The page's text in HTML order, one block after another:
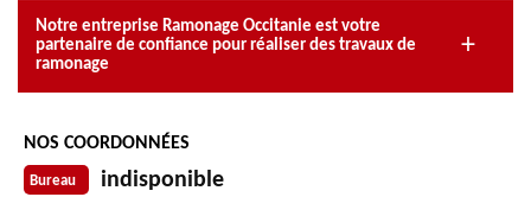
Notre entreprise Ramonage Occitanie est votre
partenaire de confiance pour réaliser des travaux de
ramonage
NOS COORDONNÉES
Bureau indisponible